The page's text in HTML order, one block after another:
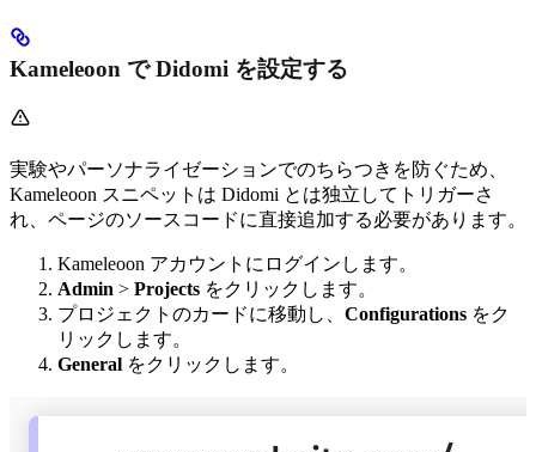
Kameleoon で Didomi を設定する
実験やパーソナライゼーションでのちらつきを防ぐため、
Kameleoon スニペットは Didomi とは独立してトリガーさ
れ、ページのソースコードに直接追加する必要があります。
Kameleoon アカウントにログインします。
Admin > Projects をクリックします。
プロジェクトのカードに移動し、 Configurations をク
リックします。
General をクリックします。